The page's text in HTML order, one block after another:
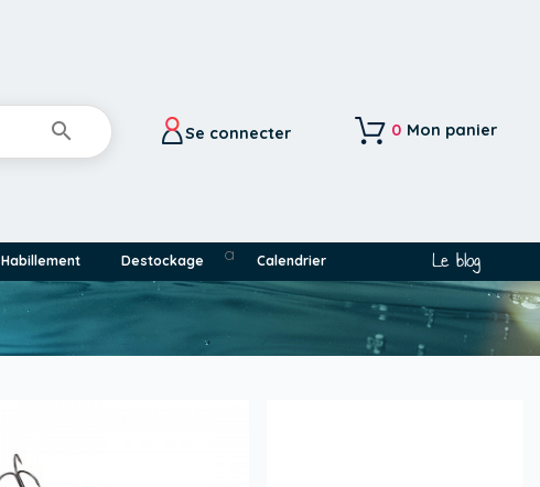
 Se connecter 0 Mon panier
Habillement Destockage a Calendrier Le blog